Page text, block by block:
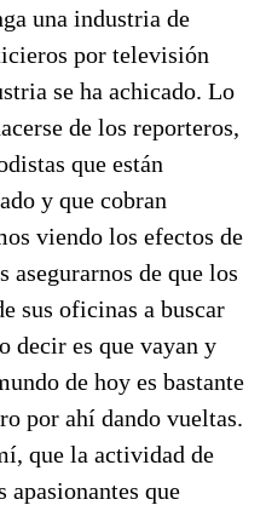
una industria de
por televisión
se ha achicado. Lo
de los reporteros,
que están
y que cobran
viendo los efectos de
asegurarnos de que los
sus oficinas a buscar
decir es que vayan y
de hoy es bastante
por ahí dando vueltas.
que la actividad de
apasionantes que